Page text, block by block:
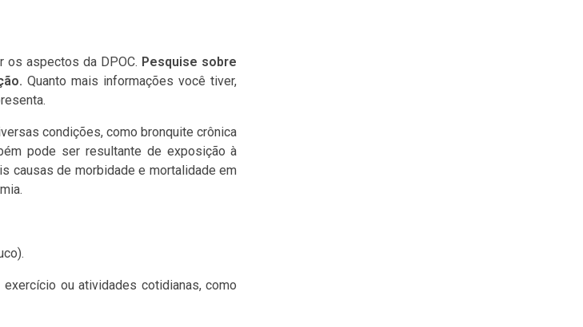
os aspectos da DPOC. Pesquise sobre
Quanto mais informações você tiver,
condições, como bronquite crônica
pode ser resultante de exposição à
causas de morbidade e mortalidade em
ou atividades cotidianas, como